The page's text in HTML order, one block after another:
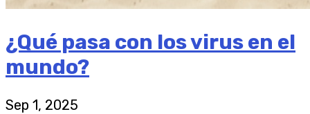
¿Qué pasa con los virus en el
mundo?
Sep 1, 2025